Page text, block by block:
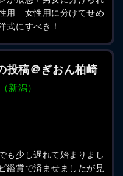
用 女性用に分けてせめ
式にすべき！
投稿＠ぎおん柏崎
新潟）
も少し遅れて始まりまし
鑑賞で済ませましたが見